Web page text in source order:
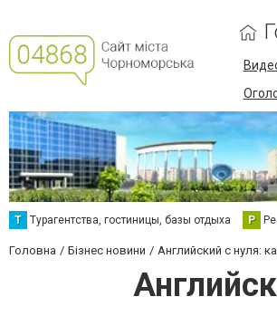
Т Турагентства, гостиницы, базы отдыха Р
Головна Бізнес новини Английский с нуля: